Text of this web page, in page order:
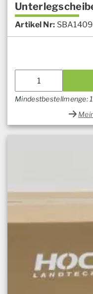
Artikel Nr:
Mindestbestellmenge: